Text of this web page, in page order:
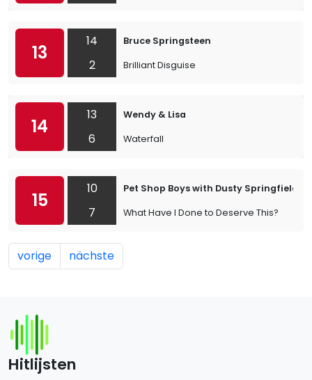
13
14
2
Bruce Springsteen
Brilliant Disguise
14
13
6
Wendy & Lisa
Waterfall
15
10
7
Pet Shop Boys with Dusty Springfield
What Have I Done to Deserve This?
vorige nächste
Hitlijsten